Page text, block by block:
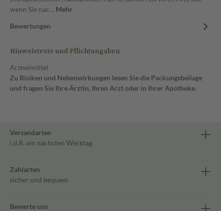
wenn Sie nac… Mehr
Bewertungen
Hinweistexte und Pflichtangaben
Arzneimittel
Zu Risiken und Nebenwirkungen lesen Sie die Packungsbeilage
und fragen Sie Ihre Ärztin, Ihren Arzt oder in Ihrer Apotheke.
Versandarten
i.d.R. am nächsten Werktag
Zahlarten
sicher und bequem
Bewerte uns